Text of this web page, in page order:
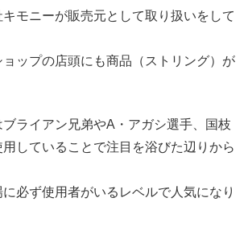
モニーが販売元として取り扱いをして
ップの店頭にも商品（ストリング）が
ライアン兄弟やA・アガシ選手、国枝
していることで注目を浴びた辺りから
必ず使用者がいるレベルで人気になり